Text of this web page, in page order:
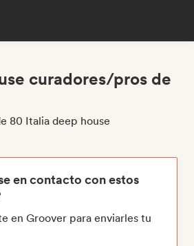
curadores/pros de
80 Italia deep house
en contacto con estos
en Groover para enviarles tu